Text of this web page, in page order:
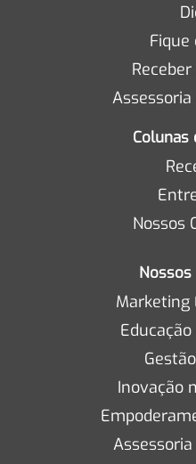
Fique
Colunas
Nossos
Marketing
Educação
Inovação